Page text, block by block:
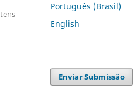
Português (Brasil)
English
Enviar Submissão